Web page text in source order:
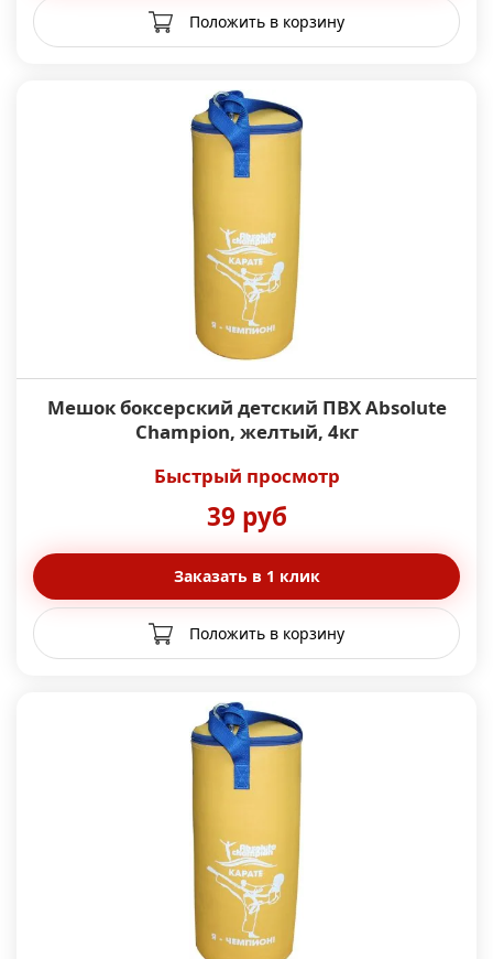
Положить в корзину
Мешок боксерский детский ПВХ Absolute
Champion, желтый, 4кг
Быстрый просмотр
39 руб
Заказать в 1 клик
Положить в корзину